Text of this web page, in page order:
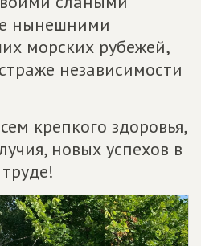
нынешними
морских рубежей,
независимости
крепкого здоровья,
новых успехов в